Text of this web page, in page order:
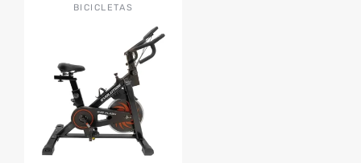
BICICLETAS